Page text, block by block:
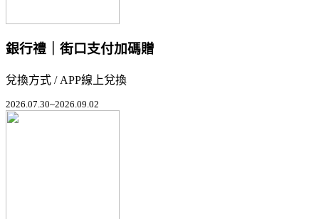
銀行禮｜街口支付加碼贈
兌換方式 / APP線上兌換
2026.07.30~2026.09.02